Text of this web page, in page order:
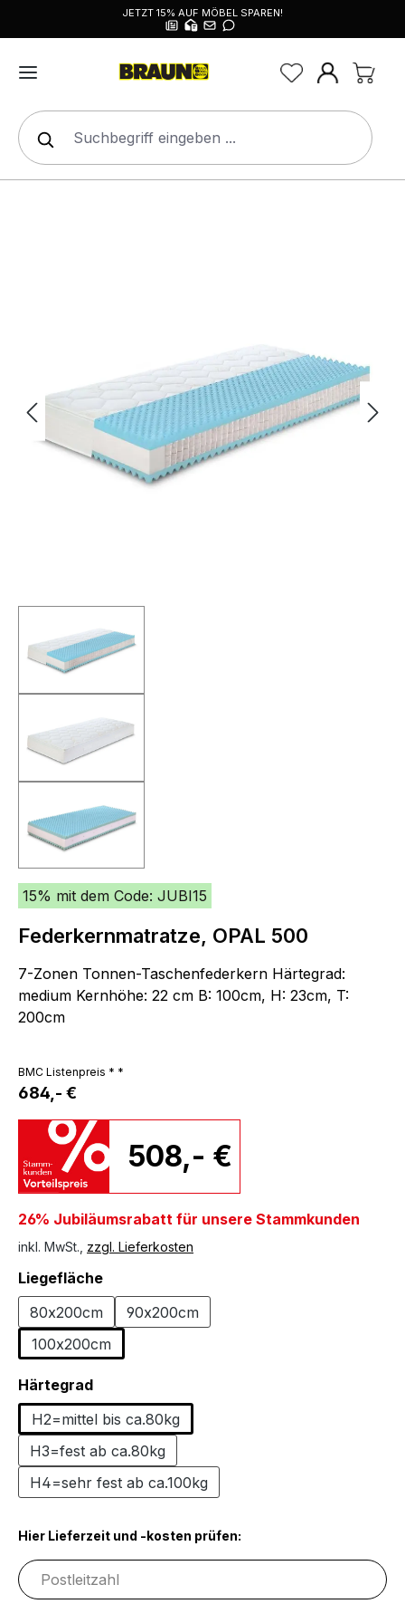
JETZT 15% AUF MÖBEL SPAREN!
15% mit dem Code: JUBI15
Federkernmatratze, OPAL 500
7-Zonen Tonnen-Taschenfederkern Härtegrad:
medium Kernhöhe: 22 cm B: 100cm, H: 23cm, T:
200cm
BMC Listenpreis * *
684,- €
508,- €
26% Jubiläumsrabatt für unsere Stammkunden
inkl. MwSt., zzgl. Lieferkosten
Liegeflächeauswählen
80x200cm
90x200cm
100x200cm
Härtegradauswählen
H2=mittel bis ca.80kg
H3=fest ab ca.80kg
H4=sehr fest ab ca.100kg
Hier Lieferzeit und -kosten prüfen: